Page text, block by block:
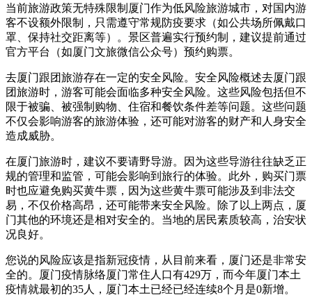
当前旅游政策无特殊限制厦门作为低风险旅游城市，对国内游
客不设额外限制，只需遵守常规防疫要求（如公共场所佩戴口
罩、保持社交距离等）。景区普遍实行预约制，建议提前通过
官方平台（如厦门文旅微信公众号）预约购票。
去厦门跟团旅游存在一定的安全风险。安全风险概述去厦门跟
团旅游时，游客可能会面临多种安全风险。这些风险包括但不
限于被骗、被强制购物、住宿和餐饮条件差等问题。这些问题
不仅会影响游客的旅游体验，还可能对游客的财产和人身安全
造成威胁。
在厦门旅游时，建议不要请野导游。因为这些导游往往缺乏正
规的管理和监管，可能会影响到旅行的体验。此外，购买门票
时也应避免购买黄牛票，因为这些黄牛票可能涉及到非法交
易，不仅价格高昂，还可能带来安全风险。除了以上两点，厦
门其他的环境还是相对安全的。当地的居民素质较高，治安状
况良好。
您说的风险应该是指新冠疫情，从目前来看，厦门还是非常安
全的。厦门疫情脉络厦门常住人口有429万，而今年厦门本土
疫情就最初的35人，厦门本土已经已经连续8个月是0新增。